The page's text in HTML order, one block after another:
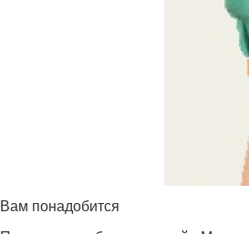
Вам понадобится